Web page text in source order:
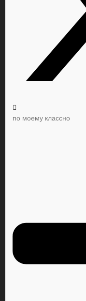
по моему классно